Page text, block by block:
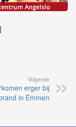
Volgende
erger bij
in Emmen